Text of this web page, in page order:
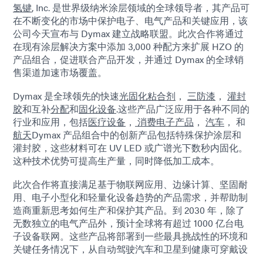
氢键, Inc. 是世界级纳米涂层领域的全球领导者，其产品可
在不断变化的市场中保护电子、电气产品和关键应用，该
公司今天宣布与 Dymax 建立战略联盟。此次合作将通过
在现有涂层解决方案中添加 3,000 种配方来扩展 HZO 的
产品组合，促进联合产品开发，并通过 Dymax 的全球销
售渠道加速市场覆盖。
Dymax 是全球领先的快速光固化粘合剂 ， 三防漆 ， 灌封
胶和互补分配和固化设备.这些产品广泛应用于各种不同的
行业和应用，包括医疗设备 ， 消费电子产品 ， 汽车 ， 和
航天Dymax 产品组合中的创新产品包括特殊保护涂层和
灌封胶，这些材料可在 UV LED 或广谱光下数秒内固化。
这种技术优势可提高生产量，同时降低加工成本。
此次合作将直接满足基于物联网应用、边缘计算、坚固耐
用、电子小型化和轻量化设备趋势的产品需求，并帮助制
造商重新思考如何生产和保护其产品。到 2030 年，除了
无数独立的电气产品外，预计全球将有超过 1000 亿台电
子设备联网。这些产品将部署到一些最具挑战性的环境和
关键任务情况下，从自动驾驶汽车和卫星到健康可穿戴设